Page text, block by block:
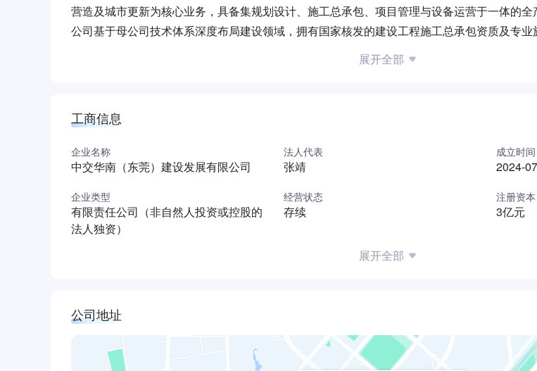
营造及城市更新为核心业务，具备集规划设计、施工总承包、项目管理与设备运营于一体的全
公司基于母公司技术体系深度布局建设领域，拥有国家核发的建设工程施工总承包资质及专
全生产与工艺标准化方面形成规范化管理体系。通过高效整合大型机械设备资源与专业化人才
工、市政道路、装饰装修、体育场馆等领域的综合服务能力，并积极探索智能化施工与绿色建
（本介绍由DeepSeek AI智能生成，仅供参考）
展开全部
工商信息
企业名称
中交华南（东莞）建设发展有限公司
法人代表
张靖
成立时间
2024-
企业类型
有限责任公司（非自然人投资或控股的
法人独资）
经营状态
存续
注册资本
3亿元
展开全部
公司地址